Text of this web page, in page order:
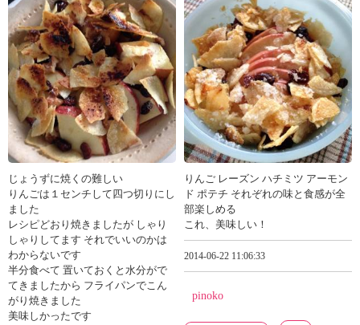
じょうずに焼くの難しい
りんごは１センチして四つ切りにし
ました
レシピどおり焼きましたが しゃり
しゃりしてます それでいいのかは
わからないです
半分食べて 置いておくと水分がで
てきましたから フライパンでこん
がり焼きました
美味しかったです
りんご レーズン ハチミツ アーモン
ド ポテチ それぞれの味と食感が全
部楽しめる
これ、美味しい！
2014-06-22 11:06:33
pinoko